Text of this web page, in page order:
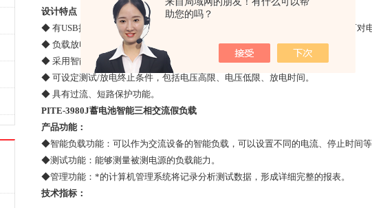
助您的吗？
设计特点：
◆ 有USB接口，可将放电过程的数据存入U盘，并导入PC机。PC数据管理软件可对
◆ 负载放电时间可以根据客户要求进行设定，0～99小时连续可调。
◆ 采用智能单片机ARM控制、液晶中文显示。触摸屏操作简单明方便。
◆ 可设定测试/放电终止条件，包括电压高限、电压低限、放电时间。
◆ 具有过流、短路保护功能。
PITE-3980J蓄电池智能三相交流假负载
产品功能：
◆智能负载功能：可以作为交流设备的智能负载，可以设置不同的电流、停止时间
◆测试功能：能够测量被测电源的负载能力。
◆管理功能：*的计算机管理系统将记录分析测试数据，形成详细完整的报表。
技术指标：